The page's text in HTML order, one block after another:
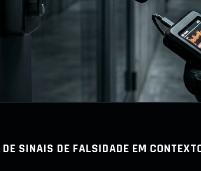
SINAIS DE FALSIDADE EM